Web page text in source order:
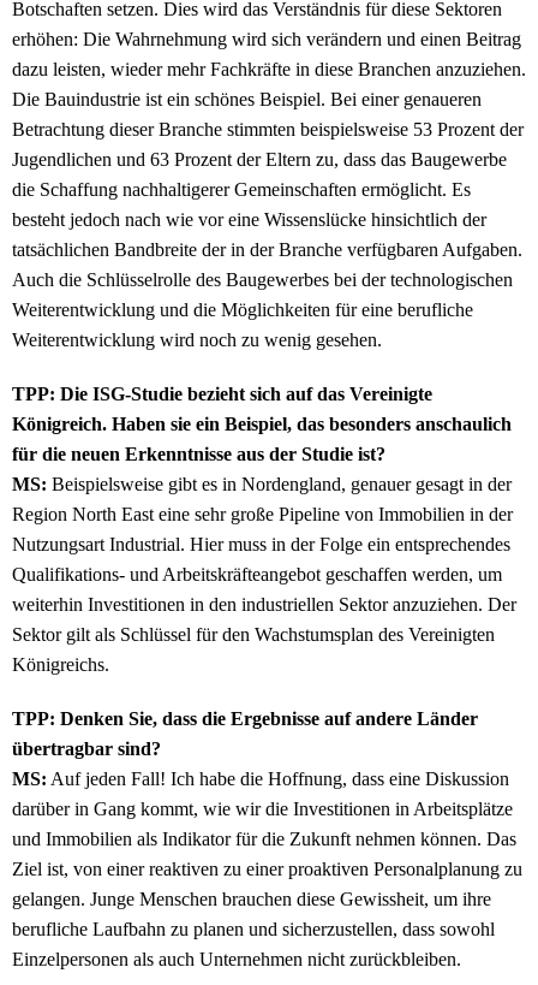
Botschaften setzen. Dies wird das Verständnis für diese Sektoren
erhöhen: Die Wahrnehmung wird sich verändern und einen Beitrag
dazu leisten, wieder mehr Fachkräfte in diese Branchen anzuziehen.
Die Bauindustrie ist ein schönes Beispiel. Bei einer genaueren
Betrachtung dieser Branche stimmten beispielsweise 53 Prozent der
Jugendlichen und 63 Prozent der Eltern zu, dass das Baugewerbe
die Schaffung nachhaltigerer Gemeinschaften ermöglicht. Es
besteht jedoch nach wie vor eine Wissenslücke hinsichtlich der
tatsächlichen Bandbreite der in der Branche verfügbaren Aufgaben.
Auch die Schlüsselrolle des Baugewerbes bei der technologischen
Weiterentwicklung und die Möglichkeiten für eine berufliche
Weiterentwicklung wird noch zu wenig gesehen.
TPP: Die ISG-Studie bezieht sich auf das Vereinigte
Königreich. Haben sie ein Beispiel, das besonders anschaulich
für die neuen Erkenntnisse aus der Studie ist?
MS: Beispielsweise gibt es in Nordengland, genauer gesagt in der
Region North East eine sehr große Pipeline von Immobilien in der
Nutzungsart Industrial. Hier muss in der Folge ein entsprechendes
Qualifikations- und Arbeitskräfteangebot geschaffen werden, um
weiterhin Investitionen in den industriellen Sektor anzuziehen. Der
Sektor gilt als Schlüssel für den Wachstumsplan des Vereinigten
Königreichs.
TPP: Denken Sie, dass die Ergebnisse auf andere Länder
übertragbar sind?
MS: Auf jeden Fall! Ich habe die Hoffnung, dass eine Diskussion
darüber in Gang kommt, wie wir die Investitionen in Arbeitsplätze
und Immobilien als Indikator für die Zukunft nehmen können. Das
Ziel ist, von einer reaktiven zu einer proaktiven Personalplanung zu
gelangen. Junge Menschen brauchen diese Gewissheit, um ihre
berufliche Laufbahn zu planen und sicherzustellen, dass sowohl
Einzelpersonen als auch Unternehmen nicht zurückbleiben.